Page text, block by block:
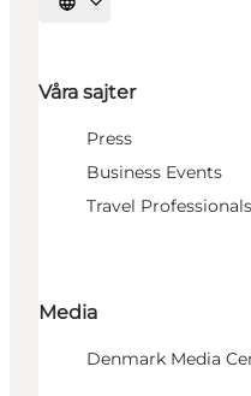
Välj språk
Våra sajter
Press
Business Events
Travel Professionals
Media
Denmark Media